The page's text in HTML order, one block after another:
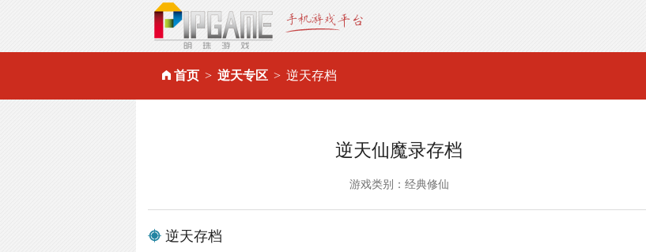
首页 逆天专区 逆天存档
逆天仙魔录存档
游戏类别：经典修仙
逆天存档